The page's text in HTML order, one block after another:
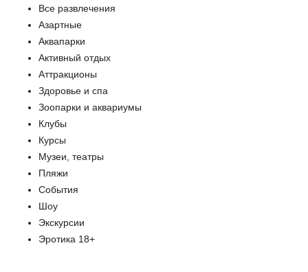
Все развлечения
Азартные
Аквапарки
Активный отдых
Аттракционы
Здоровье и спа
Зоопарки и аквариумы
Клубы
Курсы
Музеи, театры
Пляжи
События
Шоу
Экскурсии
Эротика 18+